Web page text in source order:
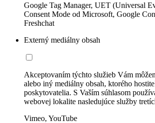
Google Tag Manager, UET (Universal
Consent Mode od Microsoft, Google
Freshchat
Externý mediálny obsah
Akceptovaním týchto služieb Vám
alebo iný mediálny obsah, ktorého
poskytovatelia. S Vaším súhlasom
webovej lokalite nasledujúce služby
Vimeo, YouTube